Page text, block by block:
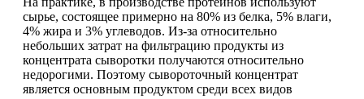
Пищеварение
Сердце и Сосуды
сырье, состоящее примерно на 80% из белка, 5% влаги,
4% жира и 3% углеводов. Из-за относительно
небольших затрат на фильтрацию продукты из
концентрата сыворотки получаются относительно
недорогими. Поэтому сывороточный концентрат
является основным продуктом среди всех видов